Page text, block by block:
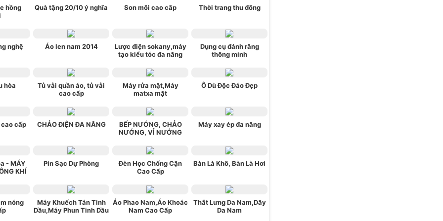
hồng
Quà tặng 20/10 ý nghĩa Son môi cao câp Thời trang thu đông
nghệ Áo len nam 2014
Lược điện sokany,máy
tạo kiểu tóc đa năng
Dụng cụ đánh răng
thông minh
hòa
Tủ vải quần áo, tủ vải
cao cấp
Máy rửa mặt,Máy
matxa mặt
Ô Dù Độc Đáo Đẹp
cao cấp CHẢO ĐIỆN ĐA NĂNG
BẾP NƯỚNG, CHẢO
NƯỚNG, VỈ NƯỚNG
Máy xay ép đa năng
- MÁY
KHÍ
Pin Sạc Dự Phòng
Đèn Học Chống Cận
Cao Cấp
Bàn Là Khô, Bàn Là Hơi
nóng
Máy Khuếch Tán Tinh
Dầu,Máy Phun Tinh Dầu
Áo Phao Nam,Áo Khoác
Nam Cao Cấp
Thắt Lưng Da Nam,Dây
Da Nam